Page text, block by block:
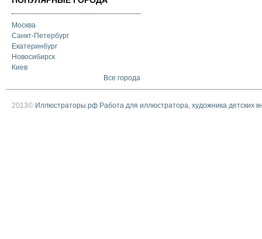
Москва
Санкт-Петербург
Екатеринбург
Новосибирск
Киев
Все города
2013© Иллюстраторы.рф Работа для иллюстратора, художника детских